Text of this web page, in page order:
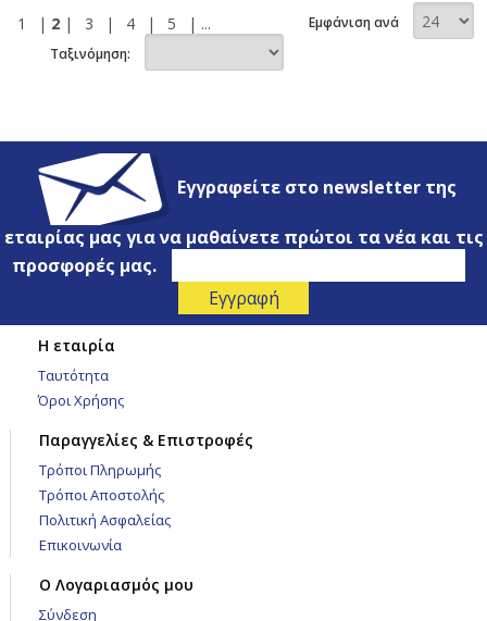
1 | 2| 3 | 4 | 5 | ...
Εμφάνιση ανά
Ταξινόμηση:
Εγγραφείτε στο newsletter της
εταιρίας μας για να μαθαίνετε πρώτοι τα νέα και τις
προσφορές μας.
Η εταιρία
Ταυτότητα
Όροι Χρήσης
Παραγγελίες & Επιστροφές
Τρόποι Πληρωμής
Τρόποι Αποστολής
Πολιτική Ασφαλείας
Επικοινωνία
Ο Λογαριασμός μου
Σύνδεση